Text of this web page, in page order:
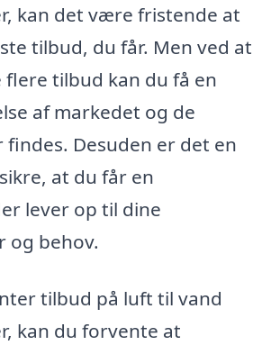
kan det være fristende at
tilbud, du får. Men ved at
flere tilbud kan du få en
af markedet og de
findes. Desuden er det en
at du får en
lever op til dine
og behov.
tilbud på luft til vand
kan du forvente at